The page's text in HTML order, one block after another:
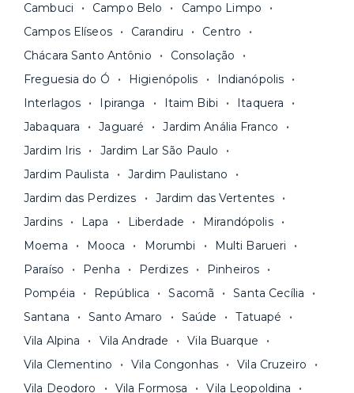
Cambuci
Campo Belo
Campo Limpo
Campos Elíseos
Carandiru
Centro
Chácara Santo Antônio
Consolação
Freguesia do Ó
Higienópolis
Indianópolis
Interlagos
Ipiranga Itaim Bibi
Itaquera
Jabaquara
Jaguaré
Jardim Anália Franco
Jardim Iris
Jardim Lar São Paulo
Jardim Paulista
Jardim Paulistano
Jardim das Perdizes
Jardim das Vertentes
Jardins
Lapa Liberdade
Mirandópolis
Moema
Mooca Morumbi
Multi Barueri
Paraíso
Penha Perdizes
Pinheiros
Pompéia
República Sacomã
Santa Cecília
Santana
Santo Amaro Saúde
Tatuapé
Vila Alpina
Vila Andrade
Vila Buarque
Vila Clementino
Vila Congonhas
Vila Cruzeiro
Vila Deodoro
Vila Formosa
Vila Leopoldina